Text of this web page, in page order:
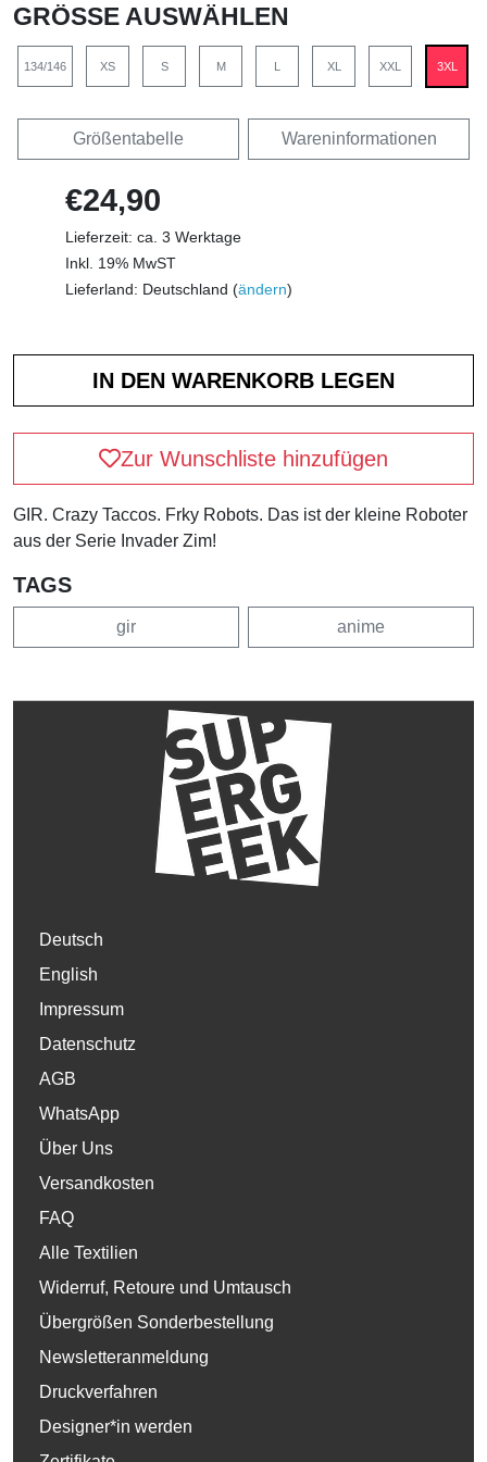
GRÖSSE AUSWÄHLEN
134/146 XS S M L XL XXL 3XL
Größentabelle Wareninformationen
€24,90
Lieferzeit: ca. 3 Werktage
Inkl. 19% MwST
Lieferland: Deutschland (ändern)
Zur Wunschliste hinzufügen
GIR. Crazy Taccos. Frky Robots. Das ist der kleine Roboter
aus der Serie Invader Zim!
TAGS
gir anime
Deutsch
English
Impressum
Datenschutz
AGB
WhatsApp
Über Uns
Versandkosten
FAQ
Alle Textilien
Widerruf, Retoure und Umtausch
Übergrößen Sonderbestellung
Newsletteranmeldung
Druckverfahren
Designer*in werden